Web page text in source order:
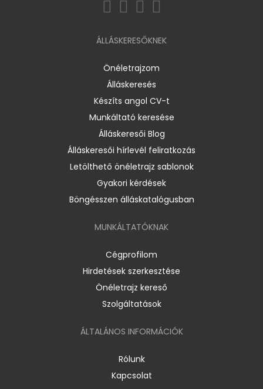
ÁLLÁSKERESŐKNEK
Önéletrajzom
Álláskeresés
Készíts angol CV-t
Munkáltató keresése
Álláskeresői Blog
Álláskeresői hírlevél feliratkozás
Letölthető önéletrajz sablonok
Gyakori kérdések
Böngésszen álláskatalógusban
MUNKÁLTATÓKNAK
Cégprofilom
Hirdetések szerkesztése
Önéletrajz kereső
Szolgáltatások
ÁLTALÁNOS INFORMÁCIÓK
Rólunk
Kapcsolat